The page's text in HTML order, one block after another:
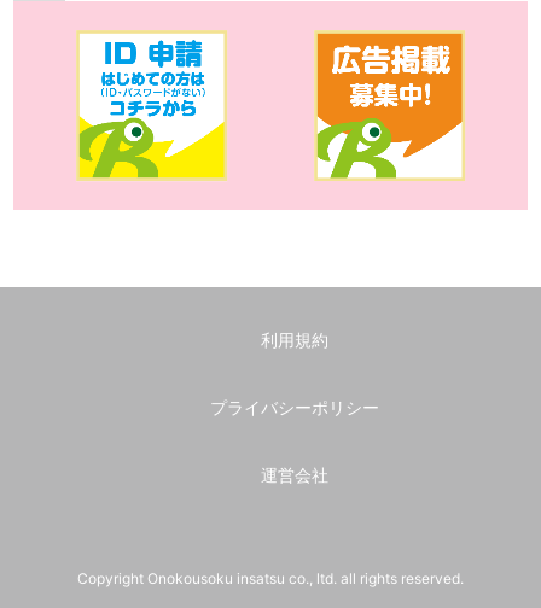
利用規約
プライバシーポリシー
運営会社
Copyright Onokousoku insatsu co., ltd. all rights reserved.